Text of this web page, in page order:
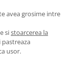
avea grosime intre
sistoarcerea la
pastreaza
usor.